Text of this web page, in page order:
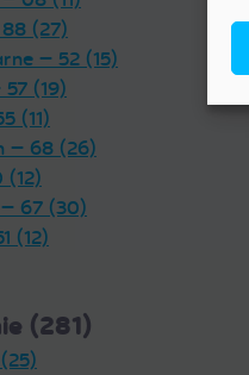
(27)
— 52 (15)
(19)
(11)
— 68 (26)
(12)
67 (30)
(12)
(281)